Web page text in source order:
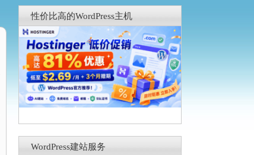
性价比高的WordPress主机
WordPress建站服务